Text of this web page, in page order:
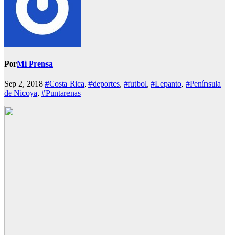
PorMi Prensa
Sep 2, 2018 #Costa Rica, #deportes, #futbol, #Lepanto, #Península
de Nicoya, #Puntarenas